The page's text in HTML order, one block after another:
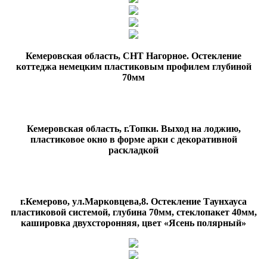
Кемеровская область, СНТ Нагорное. Остекление
коттеджа немецким пластиковым профилем глубиной
70мм
Кемеровская область, г.Топки. Выход на лоджию,
пластиковое окно в форме арки с декоративной
раскладкой
г.Кемерово, ул.Марковцева,8. Остекление Таунхауса
пластиковой системой, глубина 70мм, стеклопакет 40мм,
кашировка двухсторонняя, цвет «Ясень полярный»